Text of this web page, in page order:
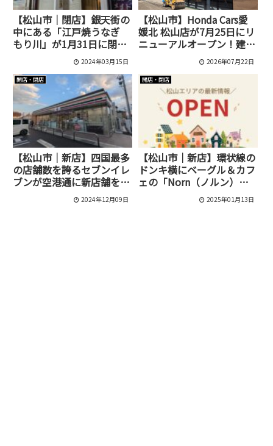
【松山市｜閉店】銀天街の
中にある「江戸焼うなぎ
もり川」が1月31日に閉店
していました！ 2024年03月15日
【松山市】Honda Cars愛
媛北 松山店が7月25日にリ
ニューアルオープン！建て
替えで新ショールームが完
2026年07月22日
開店・閉店
【松山市｜新店】四国最多
の店舗数を誇るセブンイレ
ブンが空港通に新店舗をオ
2024年12月09日
開店・閉店
【松山市｜新店】環状線の
ドンキ横にベーグル＆カフ
ェの「Norn（ノルン）」
が1月24日にオープン予
2025年01月13日